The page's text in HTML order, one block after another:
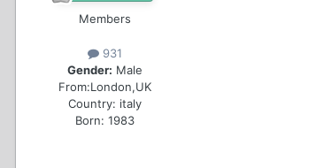
Members
931
Gender: Male
From:London,UK
Country: italy
Born: 1983